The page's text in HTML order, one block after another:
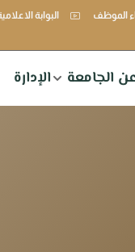
الموظف البوابة
عن الجامعة الإدارة